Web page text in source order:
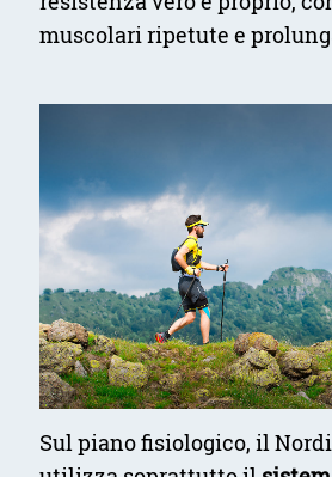
muscolari ripetute e
Sul piano fisiologico, il